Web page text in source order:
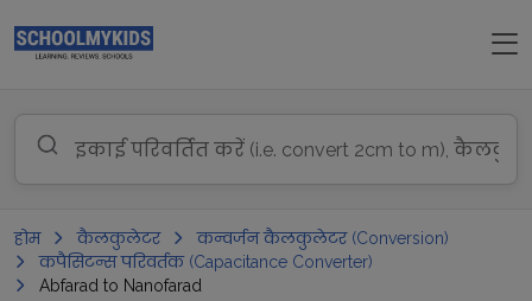
होम कैलकुलेटर
कन्वर्जन कैलकुलेटर (Conversion)
कपैसिटन्स परिवर्तक (Capacitance Converter)
Abfarad to Nanofarad